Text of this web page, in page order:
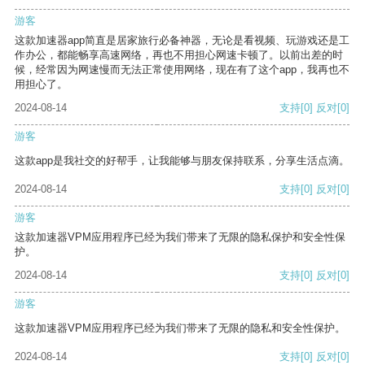
游客
这款加速器app简直是居家旅行必备神器，无论是看视频、玩游戏还是工
作办公，都能畅享高速网络，再也不用担心网速卡顿了。以前出差的时
候，经常因为网速慢而无法正常使用网络，现在有了这个app，我再也不
用担心了。
2024-08-14
支持[0] 反对[0]
游客
这款app是我社交的好帮手，让我能够与朋友保持联系，分享生活点滴。
2024-08-14 支持[0] 反对[0]
游客
这款加速器VPM应用程序已经为我们带来了无限的隐私保护和安全性保
护。
2024-08-14
支持[0] 反对[0]
游客
这款加速器VPM应用程序已经为我们带来了无限的隐私和安全性保护。
2024-08-14 支持[0] 反对[0]